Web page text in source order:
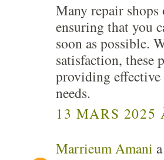
Many repair
ensuring that you
soon as possible.
satisfaction, these
providing
needs.
13 MARS 2025
Marrieum Amani